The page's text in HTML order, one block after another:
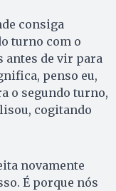
consiga
turno com o
antes de vir para
penso eu,
o segundo turno,
cogitando
novamente
É porque nós